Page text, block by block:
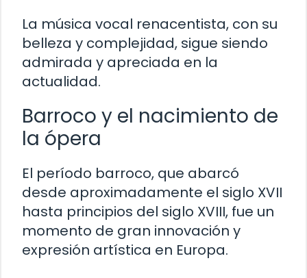
La música vocal renacentista, con su
belleza y complejidad, sigue siendo
admirada y apreciada en la
actualidad.
Barroco y el nacimiento de
la ópera
El período barroco, que abarcó
desde aproximadamente el siglo XVII
hasta principios del siglo XVIII, fue un
momento de gran innovación y
expresión artística en Europa.